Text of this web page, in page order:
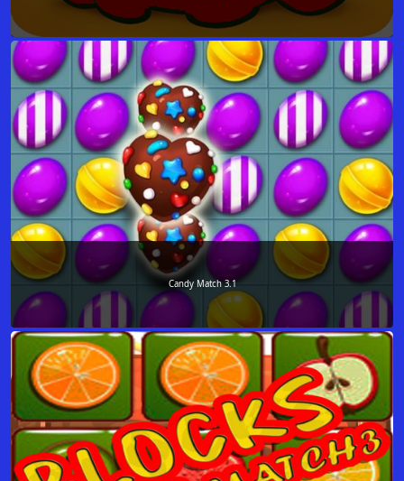
Candy Match 3.1